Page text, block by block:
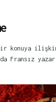
konuya
Fransız yazar